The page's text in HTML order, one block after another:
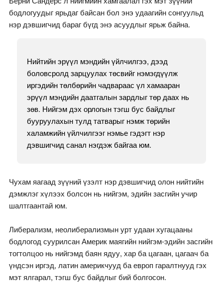
бодлогуудыг ярьдаг байсан бол энэ удаагийн сонгуульд
нэр дэвшигчид бараг бүгд энэ асуудлыг ярьж байна.
Нийтийн эрүүл мэндийн үйлчилгээ, дээд
боловсролд зарцуулах төсвийг нэмэгдүүлж
иргэдийн төлбөрийн чадвараас үл хамааран
эрүүл мэндийн даатгалын зардлыг төр даах нь
зөв. Нийгэм дэх орлогын тэгш бус байдлыг
бууруулахын тулд татварыг нэмж төрийн
халамжийн үйлчилгээг нэмье гэдэгт нэр
дэвшигчид санал нэгдэж байгаа юм.
Чухам яагаад зүүний үзэлт нэр дэвшигчид олон нийтийн
дэмжлэг хүлээх болсон нь нийгэм, эдийн засгийн учир
шалтгаантай юм.
Либерализм, неолиберализмын урт удаан хугацааны
бодлогод суурилсан Америк маягийн нийгэм-эдийн засгийн
тогтолцоо нь нийгэмд баян ядуу, хар ба цагаан, цагаач ба
үндсэн иргэд, латин америкчууд ба европ гаралтнууд гэх
мэт ялгарал, тэгш бус байдлыг бий болгосон.